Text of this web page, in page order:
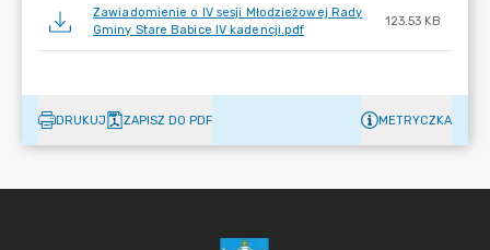
Zawiadomienie o IV sesji Młodzieżowej Rady
Gminy Stare Babice IV kadencji.pdf
123.53 KB
DRUKUJ ZAPISZ DO PDF METRYCZKA